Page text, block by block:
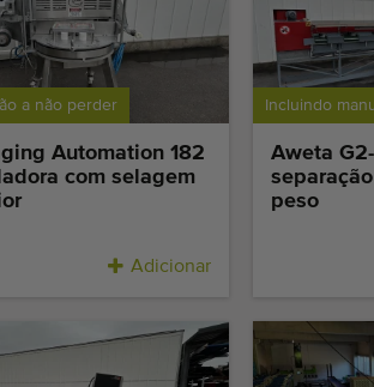
a não perder
Automation 182
com selagem
Adicionar
Incluindo
Aweta
peso